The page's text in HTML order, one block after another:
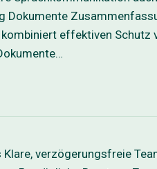
effektiven Schutz
verzögerungsfreie